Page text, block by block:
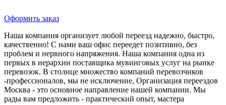
Оформить заказ
Наша компания организует любой переезд надежно, быстро,
качественно! С нами ваш офис переедет позитивно, без
проблем и нервного напряжения. Наша компания одна из
первых в иерархии поставщика мувинговых услуг на рынке
перевозок. В столице множество компаний перевозчиков
-профессионалов, мы не исключение, Организация переездов
Москва - это основное направление нашей компании. Мы
рады вам предложить - практический опыт, мастера